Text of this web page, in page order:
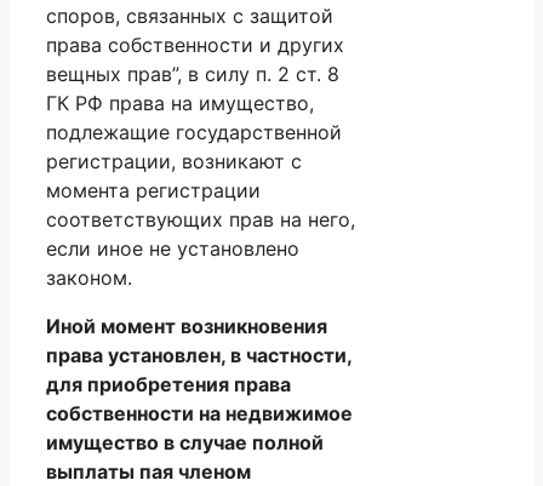
споров, связанных с защитой
права собственности и других
вещных прав”, в силу п. 2 ст. 8
ГК РФ права на имущество,
подлежащие государственной
регистрации, возникают с
момента регистрации
соответствующих прав на него,
если иное не установлено
законом.
Иной момент возникновения
права установлен, в частности,
для приобретения права
собственности на недвижимое
имущество в случае полной
выплаты пая членом